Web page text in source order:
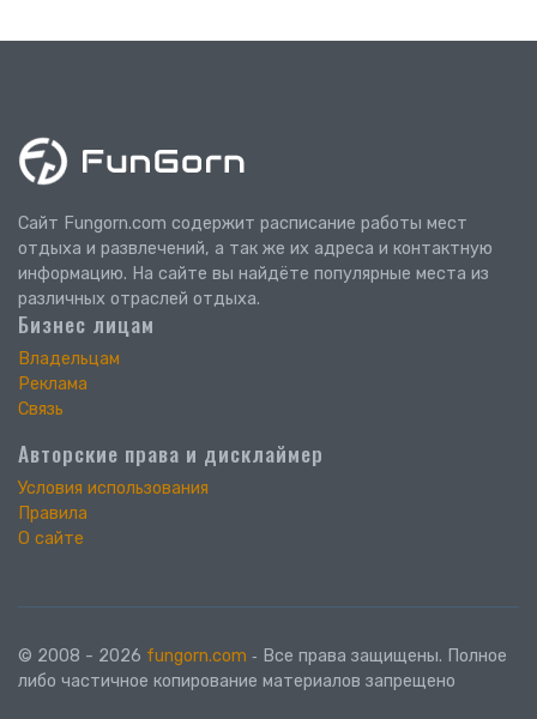
Сайт Fungorn.com содержит расписание работы мест
отдыха и развлечений, а так же их адреса и контактную
информацию. На сайте вы найдёте популярные места из
различных отраслей отдыха.
Бизнес лицам
Владельцам
Реклама
Связь
Авторские права и дисклаймер
Условия использования
Правила
О сайте
© 2008 - 2026 fungorn.com ‐ Все права защищены. Полное
либо частичное копирование материалов запрещено